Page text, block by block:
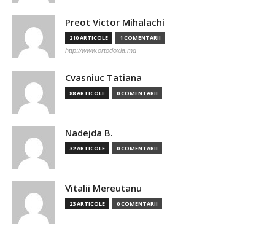
Preot Victor Mihalachi
210 ARTICOLE 1 COMENTARII
http://www.ortodoxia.md
Cvasniuc Tatiana
88 ARTICOLE 0 COMENTARII
Nadejda B.
32 ARTICOLE 0 COMENTARII
Vitalii Mereutanu
23 ARTICOLE 0 COMENTARII